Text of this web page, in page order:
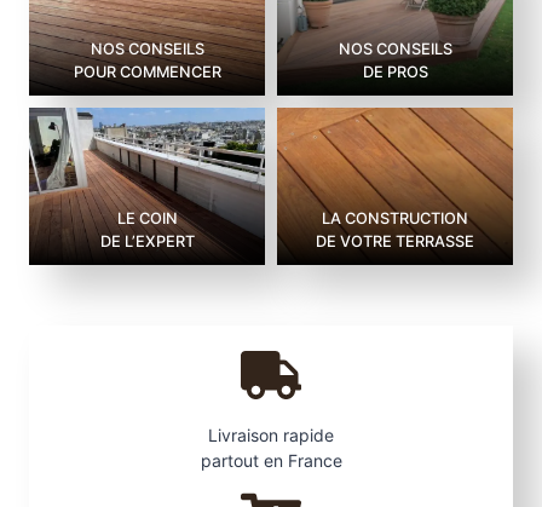
NOS CONSEILS
POUR COMMENCER
NOS CONSEILS
DE PROS
LE COIN
DE L’EXPERT
LA CONSTRUCTION
DE VOTRE TERRASSE
Livraison rapide
partout en France